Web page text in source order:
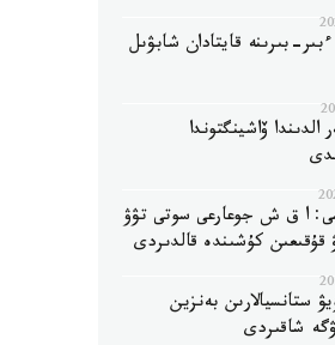
بىرىنە قايتادان شابۋىل
ۆاشينگتوندا
ا ق ش جوعارعى سوتى تۋۋ
قۇقىعىن كۇشىندە قالدىردى
ستانسيالارىن بەنزين
شاقىردى